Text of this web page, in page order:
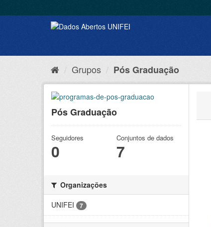
Grupos Pós Graduação
Pós Graduação
Seguidores
0
Conjuntos de dados
7
Organizações
UNIFEI
7